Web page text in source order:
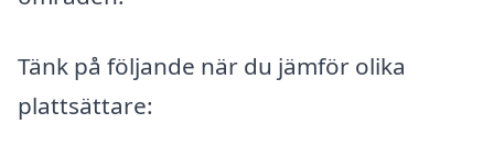
Tänk på följande när du jämför olika
plattsättare: